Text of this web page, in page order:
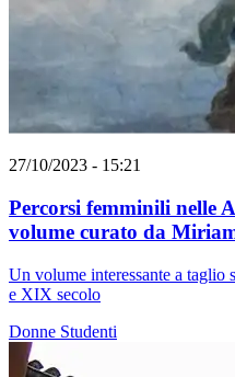
27/10/2023 - 15:21
Percorsi femminili nelle
volume curato da
Un volume interessante a
e XIX secolo
Donne Studenti